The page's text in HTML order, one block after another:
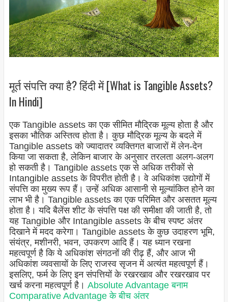
मूर्त संपत्ति क्या है? हिंदी में [What is Tangible Assets?
In Hindi]
एक Tangible assets का एक सीमित मौद्रिक मूल्य होता है और
इसका भौतिक अस्तित्व होता है। कुछ मौद्रिक मूल्य के बदले में
Tangible assets को ज्यादातर व्यक्तिगत बाजारों में लेन-देन
किया जा सकता है, लेकिन बाजार के अनुसार तरलता अलग-अलग
हो सकती है। Tangible assets एक से अधिक तरीकों से
Intangible assets के विपरीत होती है। वे अधिकांश उद्योगों में
संपत्ति का मुख्य रूप हैं। उन्हें अधिक आसानी से मूल्यांकित होने का
लाभ भी है। Tangible assets का एक परिमित और असतत मूल्य
होता है। यदि बैलेंस शीट के संपत्ति पक्ष की समीक्षा की जाती है, तो
यह Tangible और Intangible assets के बीच स्पष्ट अंतर
दिखाने में मदद करेगा। Tangible assets के कुछ उदाहरण भूमि,
संयंत्र, मशीनरी, भवन, उपकरण आदि हैं। यह ध्यान रखना
महत्वपूर्ण है कि ये अधिकांश संगठनों की रीढ़ हैं, और आज भी
अधिकांश व्यवसायों के लिए राजस्व सृजन में अत्यंत महत्वपूर्ण हैं।
इसलिए, फर्म के लिए इन संपत्तियों के रखरखाव और रखरखाव पर
खर्च करना महत्वपूर्ण है। Absolute Advantage बनाम
Comparative Advantage के बीच अंतर